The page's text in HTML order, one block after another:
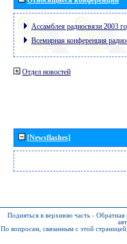
Ассамблея радиосвязи 2003
Всемирная конференция
Отдел новостей
[Newsflashes]
Подняться в верхнюю часть - Обратная
По вопросам, связанным с этой